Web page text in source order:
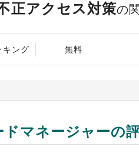
正アクセス対策の
キング 無料
マネージャーの